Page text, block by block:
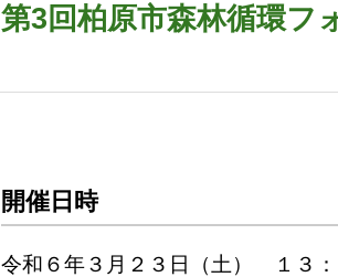
第3回柏原市森林循環フ
開催日時
令和６年３月２３日（土） １３：